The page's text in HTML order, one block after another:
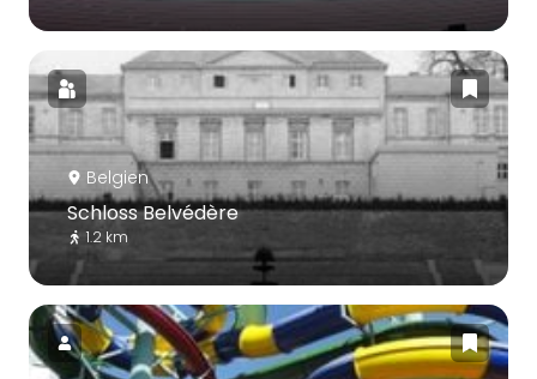
Belgien
Schloss Belvédère
1.2 km